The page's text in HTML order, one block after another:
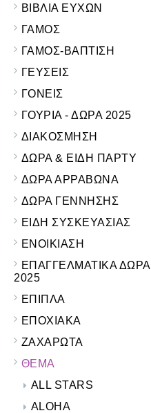
ΒΙΒΛΙΑ ΕΥΧΩΝ
ΓΑΜΟΣ
ΓΑΜΟΣ-ΒΑΠΤΙΣΗ
ΓΕΥΣΕΙΣ
ΓΟΝΕΙΣ
ΓΟΥΡΙΑ - ΔΩΡΑ 2025
ΔΙΑΚΟΣΜΗΣΗ
ΔΩΡΑ & ΕΙΔΗ ΠΑΡΤΥ
ΔΩΡΑ ΑΡΡΑΒΩΝΑ
ΔΩΡΑ ΓΕΝΝΗΣΗΣ
ΕΙΔΗ ΣΥΣΚΕΥΑΣΙΑΣ
ΕΝΟΙΚΙΑΣΗ
ΕΠΑΓΓΕΛΜΑΤΙΚΑ ΔΩΡΑ
2025
ΕΠΙΠΛΑ
ΕΠΟΧΙΑΚΑ
ΖΑΧΑΡΩΤΑ
ΘΕΜΑ
ALL STARS
ALOHA